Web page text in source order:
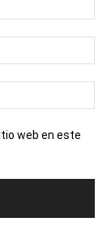
web en este